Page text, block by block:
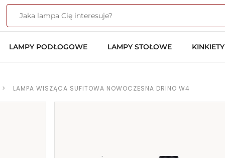
LAMPY PODŁOGOWE LAMPY STOŁOWE KINKIETY
> LAMPA WISZĄCA SUFITOWA NOWOCZESNA DRINO W4